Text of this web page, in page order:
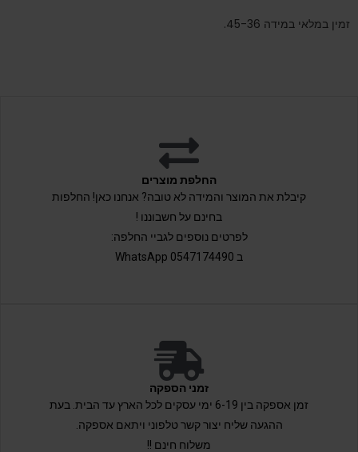
זמין במלאי במידה 45-36.
החלפת מוצרים
קיבלת את המוצר והמידה לא טובה? אנחנו כאן! החלפות
בחינם על חשבוננו !
לפרטים נוספים לגביי החלפה:
ב 0547174490 WhatsApp
זמני הספקה
זמן אספקה בין 6-19 ימי עסקים לכל הארץ עד הבית. בעת
ההגעה שליח יצור קשר טלפוני ויתאם אספקה.
משלוח חינם !!